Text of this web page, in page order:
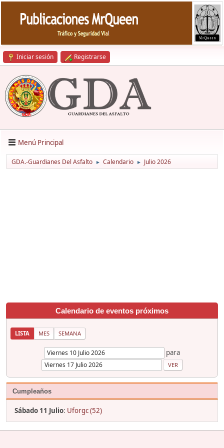
Iniciar sesión Registrarse
Menú Principal
GDA.-Guardianes Del Asfalto ► Calendario ► Julio 2026
Calendario de eventos próximos
LISTA MES SEMANA
para
Cumpleaños
Sábado 11 Julio: Uforgc (52)